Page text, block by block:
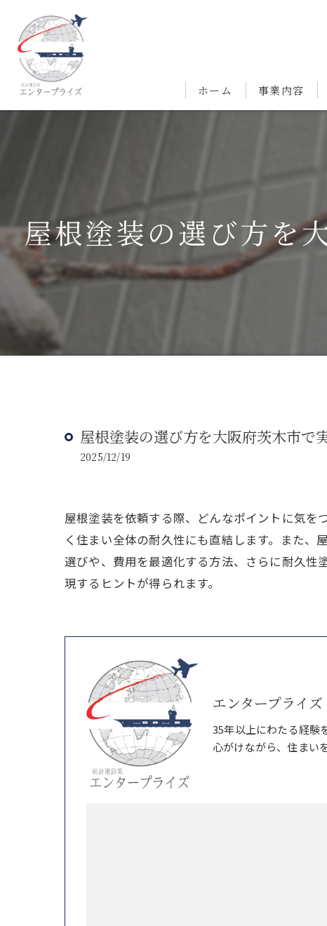
ホーム 事業内容
屋根塗装の選び方を
屋根塗装の選び方を大阪府茨木市で
2025/12/19
屋根塗装を依頼する際、どんなポイントに気
く住まい全体の耐久性にも直結します。また
選びや、費用を最適化する方法、さらに耐久性
現するヒントが得られます。
エンタープライズ
35年以上にわたる経験
心がけながら、住まい